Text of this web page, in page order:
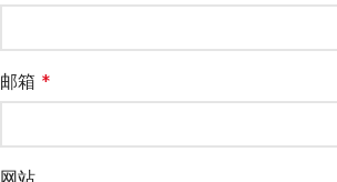
邮箱 *